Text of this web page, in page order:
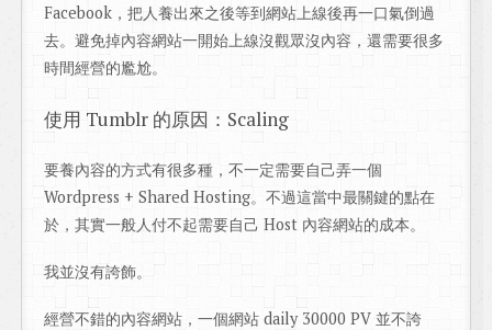
Facebook，把人養出來之後等到網站上線後再一口氣倒過
去。避免掉內容網站一開始上線沒觀眾沒內容，還需要很多
時間經營的尷尬。
使用 Tumblr 的原因：Scaling
要養內容的方式有很多種，不一定需要自己弄一個
Wordpress + Shared Hosting。不過這當中最關鍵的點在
於，其實一般人付不起需要自己 Host 內容網站的成本。
我並沒有誇飾。
經營不錯的內容網站，一個網站 daily 30000 PV 並不誇